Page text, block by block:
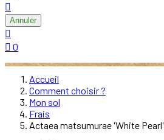

Annuler

 0
Accueil
Comment choisir ?
Mon sol
Frais
Actaea matsumurae 'White Pearl'